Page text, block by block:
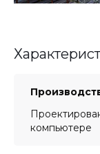
компьютере